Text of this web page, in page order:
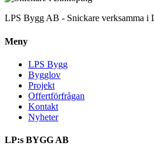
LPS Bygg AB - Snickare verksamma i
Meny
LPS Bygg
Bygglov
Projekt
Offertförfrågan
Kontakt
Nyheter
LP:s BYGG AB